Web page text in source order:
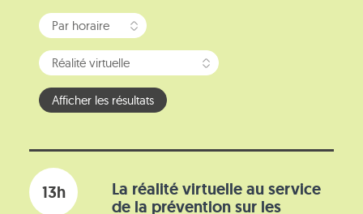
13h
La réalité virtuelle au service
de la prévention sur les